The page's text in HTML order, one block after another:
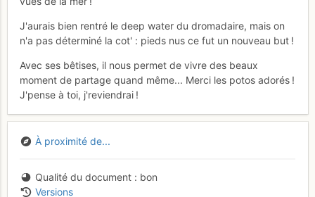
J'aurais bien rentré le deep water du dromadaire, mais on
n'a pas déterminé la cot' : pieds nus ce fut un nouveau but !
Avec ses bêtises, il nous permet de vivre des beaux
moment de partage quand même... Merci les potos adorés !
J'pense à toi, j'reviendrai !
À proximité de...
Qualité du document
bon
Versions